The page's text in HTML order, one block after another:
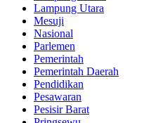
Lampung Utara
Mesuji
Nasional
Parlemen
Pemerintah
Pemerintah Daerah
Pendidikan
Pesawaran
Pesisir Barat